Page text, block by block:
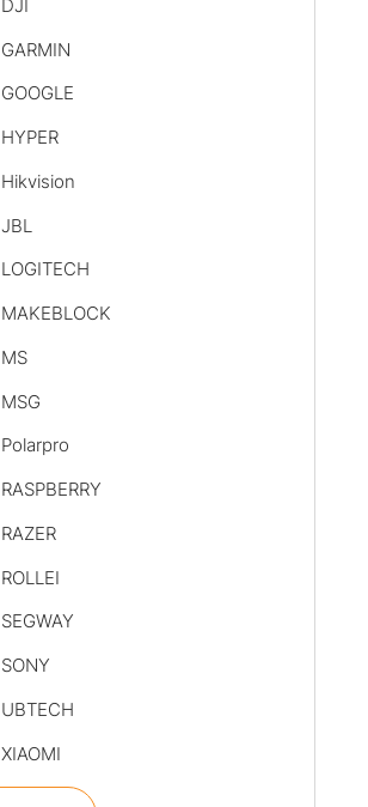
DJI
GARMIN
GOOGLE
HYPER
Hikvision
JBL
LOGITECH
MAKEBLOCK
MS
MSG
Polarpro
RASPBERRY
RAZER
ROLLEI
SEGWAY
SONY
UBTECH
XIAOMI